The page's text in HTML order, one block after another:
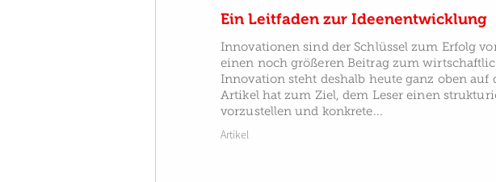
Ein Leitfaden zur Ideenentwicklung
Innovationen sind der Schlüssel zum Erfolg
einen noch größeren Beitrag zum
Innovation steht deshalb heute ganz oben auf
Artikel hat zum Ziel, dem Leser einen
vorzustellen und konkrete...
Artikel